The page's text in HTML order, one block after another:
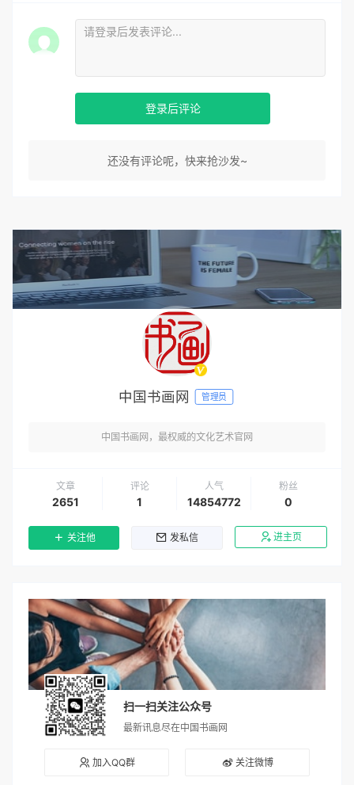
登录后评论
还没有评论呢，快来抢沙发~
中国书画网 管理员
中国书画网，最权威的文化艺术官网
文章
2651
评论
1
人气
14854772
粉丝
0
关注他 发私信 进主页
扫一扫关注公众号
最新讯息尽在中国书画网
加入QQ群 关注微博